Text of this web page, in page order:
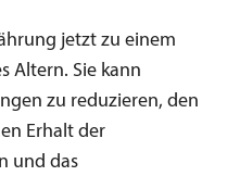
jetzt zu einem
Altern. Sie kann
zu reduzieren, den
Erhalt der
und das